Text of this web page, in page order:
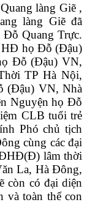
làng Giẽ ,
làng Giẽ đã
Quang Trực.
HĐ họ Đỗ (Đậu)
Đỗ (Đậu) VN,
TP Hà Nội,
(Đậu) VN, Nhà
Nguyện họ Đỗ
CLB tuổi trẻ
Phó chủ tịch
cùng các đại
lâm thời
La, Hà Đông,
còn có đại diện
và toàn thể con